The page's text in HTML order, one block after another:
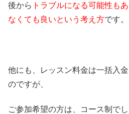
後から トラブルになる可能性も
なくても良いという考え方です。
他にも、レッスン料金は一括入
のですが、
ご参加希望の方は、コース制で